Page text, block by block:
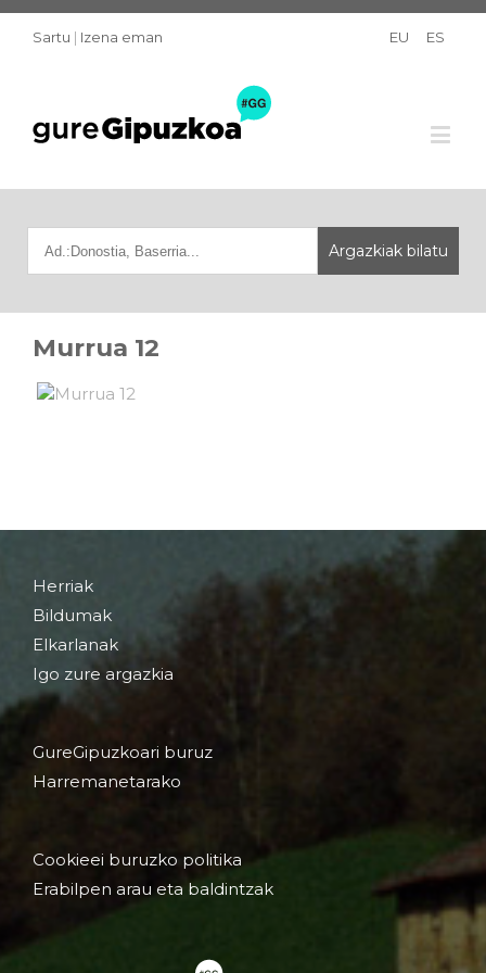
Sartu | Izena eman EU ES
Murrua 12
Herriak
Bildumak
Elkarlanak
Igo zure argazkia
GureGipuzkoari buruz
Harremanetarako
Cookieei buruzko politika
Erabilpen arau eta baldintzak